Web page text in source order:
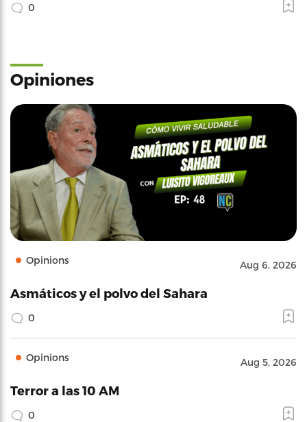
0
Opiniones
Opinions Aug 6, 2026
Asmáticos y el polvo del Sahara
0
Opinions Aug 5, 2026
Terror a las 10 AM
0